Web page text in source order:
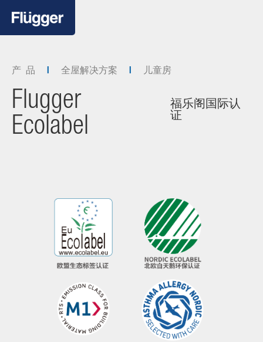
产 品 全屋解决方案 儿童房
Flugger
Ecolabel
福乐阁国际认
证